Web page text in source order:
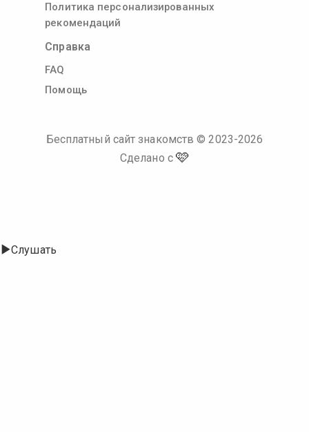
Политика персонализированных
рекомендаций
Справка
FAQ
Помощь
Бесплатный сайт знакомств © 2023-2026
Сделано с 🩷
Слушать